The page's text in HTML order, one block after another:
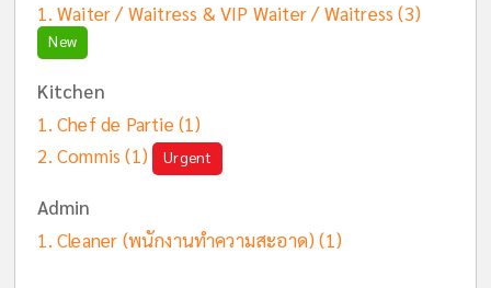
Waiter / Waitress & VIP Waiter / Waitress(3)
New
Kitchen
Chef de Partie(1)
Commis(1) Urgent
Admin
Cleaner (พนักงานทำความสะอาด) (1)